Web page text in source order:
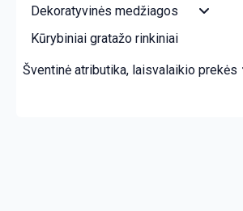
Dekoratyvinės medžiagos
Kūrybiniai gratažo rinkiniai
Šventinė atributika, laisvalaikio prekės